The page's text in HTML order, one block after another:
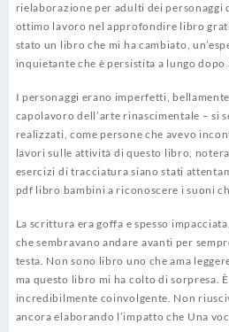
rielaborazione per adulti dei personaggi
ottimo lavoro nel approfondire libro
stato un libro che mi ha cambiato,
inquietante che è persistita a lungo
I personaggi erano imperfetti,
capolavoro dell’arte rinascimentale – si
realizzati, come persone che avevo
lavori sulle attività di questo libro,
esercizi di tracciatura siano stati
pdf libro bambini a riconoscere i suoni
La scrittura era goffa e spesso
che sembravano andare avanti per
testa. Non sono libro uno che ama
ma questo libro mi ha colto di sorpresa.
incredibilmente coinvolgente. Non
ancora elaborando l’impatto che Una